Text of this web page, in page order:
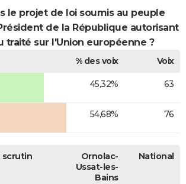
le projet de loi soumis au peuple
de la République autorisant
traité sur l'Union européenne ?
% des voix
Voix
45,32% 63
54,68% 76
scrutin
Ornolac-
Ussat-les-
Bains
National